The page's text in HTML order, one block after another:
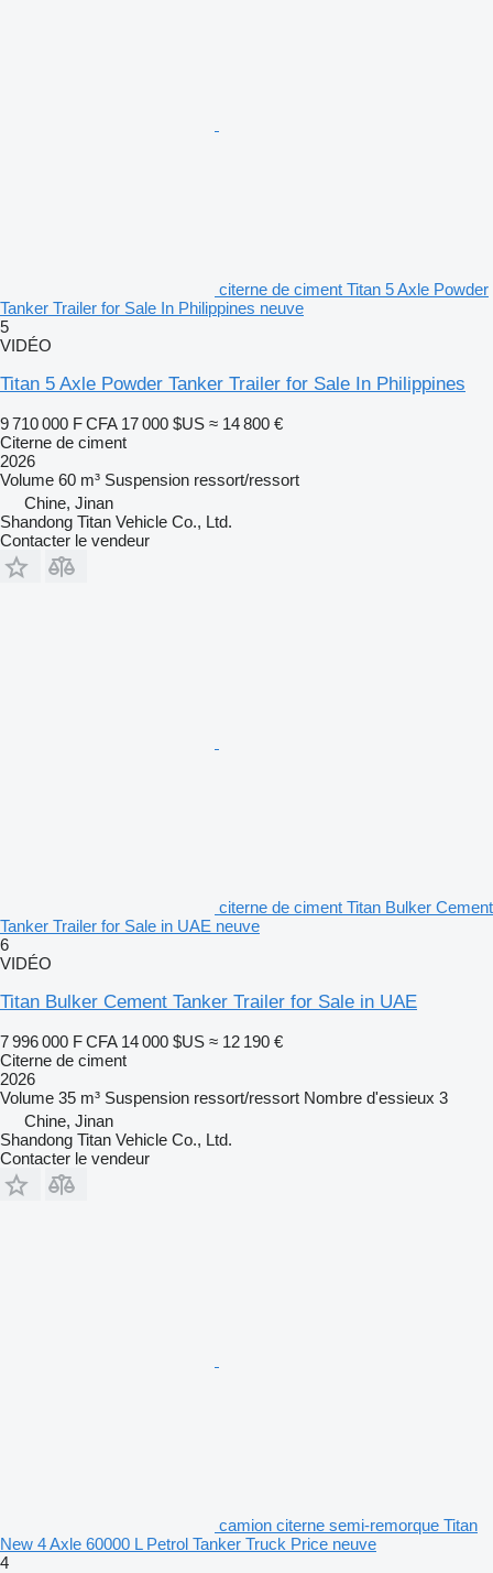
citerne de ciment Titan 5 Axle Powder
Tanker Trailer for Sale In Philippines neuve
5
VIDÉO
Titan 5 Axle Powder Tanker Trailer for Sale In Philippines
9 710 000 F CFA 17 000 $US ≈ 14 800 €
Citerne de ciment
2026
Volume 60 m³ Suspension ressort/ressort
Chine, Jinan
Shandong Titan Vehicle Co., Ltd.
Contacter le vendeur
citerne de ciment Titan Bulker Cement
Tanker Trailer for Sale in UAE neuve
6
VIDÉO
Titan Bulker Cement Tanker Trailer for Sale in UAE
7 996 000 F CFA 14 000 $US ≈ 12 190 €
Citerne de ciment
2026
Volume 35 m³ Suspension ressort/ressort Nombre d'essieux 3
Chine, Jinan
Shandong Titan Vehicle Co., Ltd.
Contacter le vendeur
camion citerne semi-remorque Titan
New 4 Axle 60000 L Petrol Tanker Truck Price neuve
4